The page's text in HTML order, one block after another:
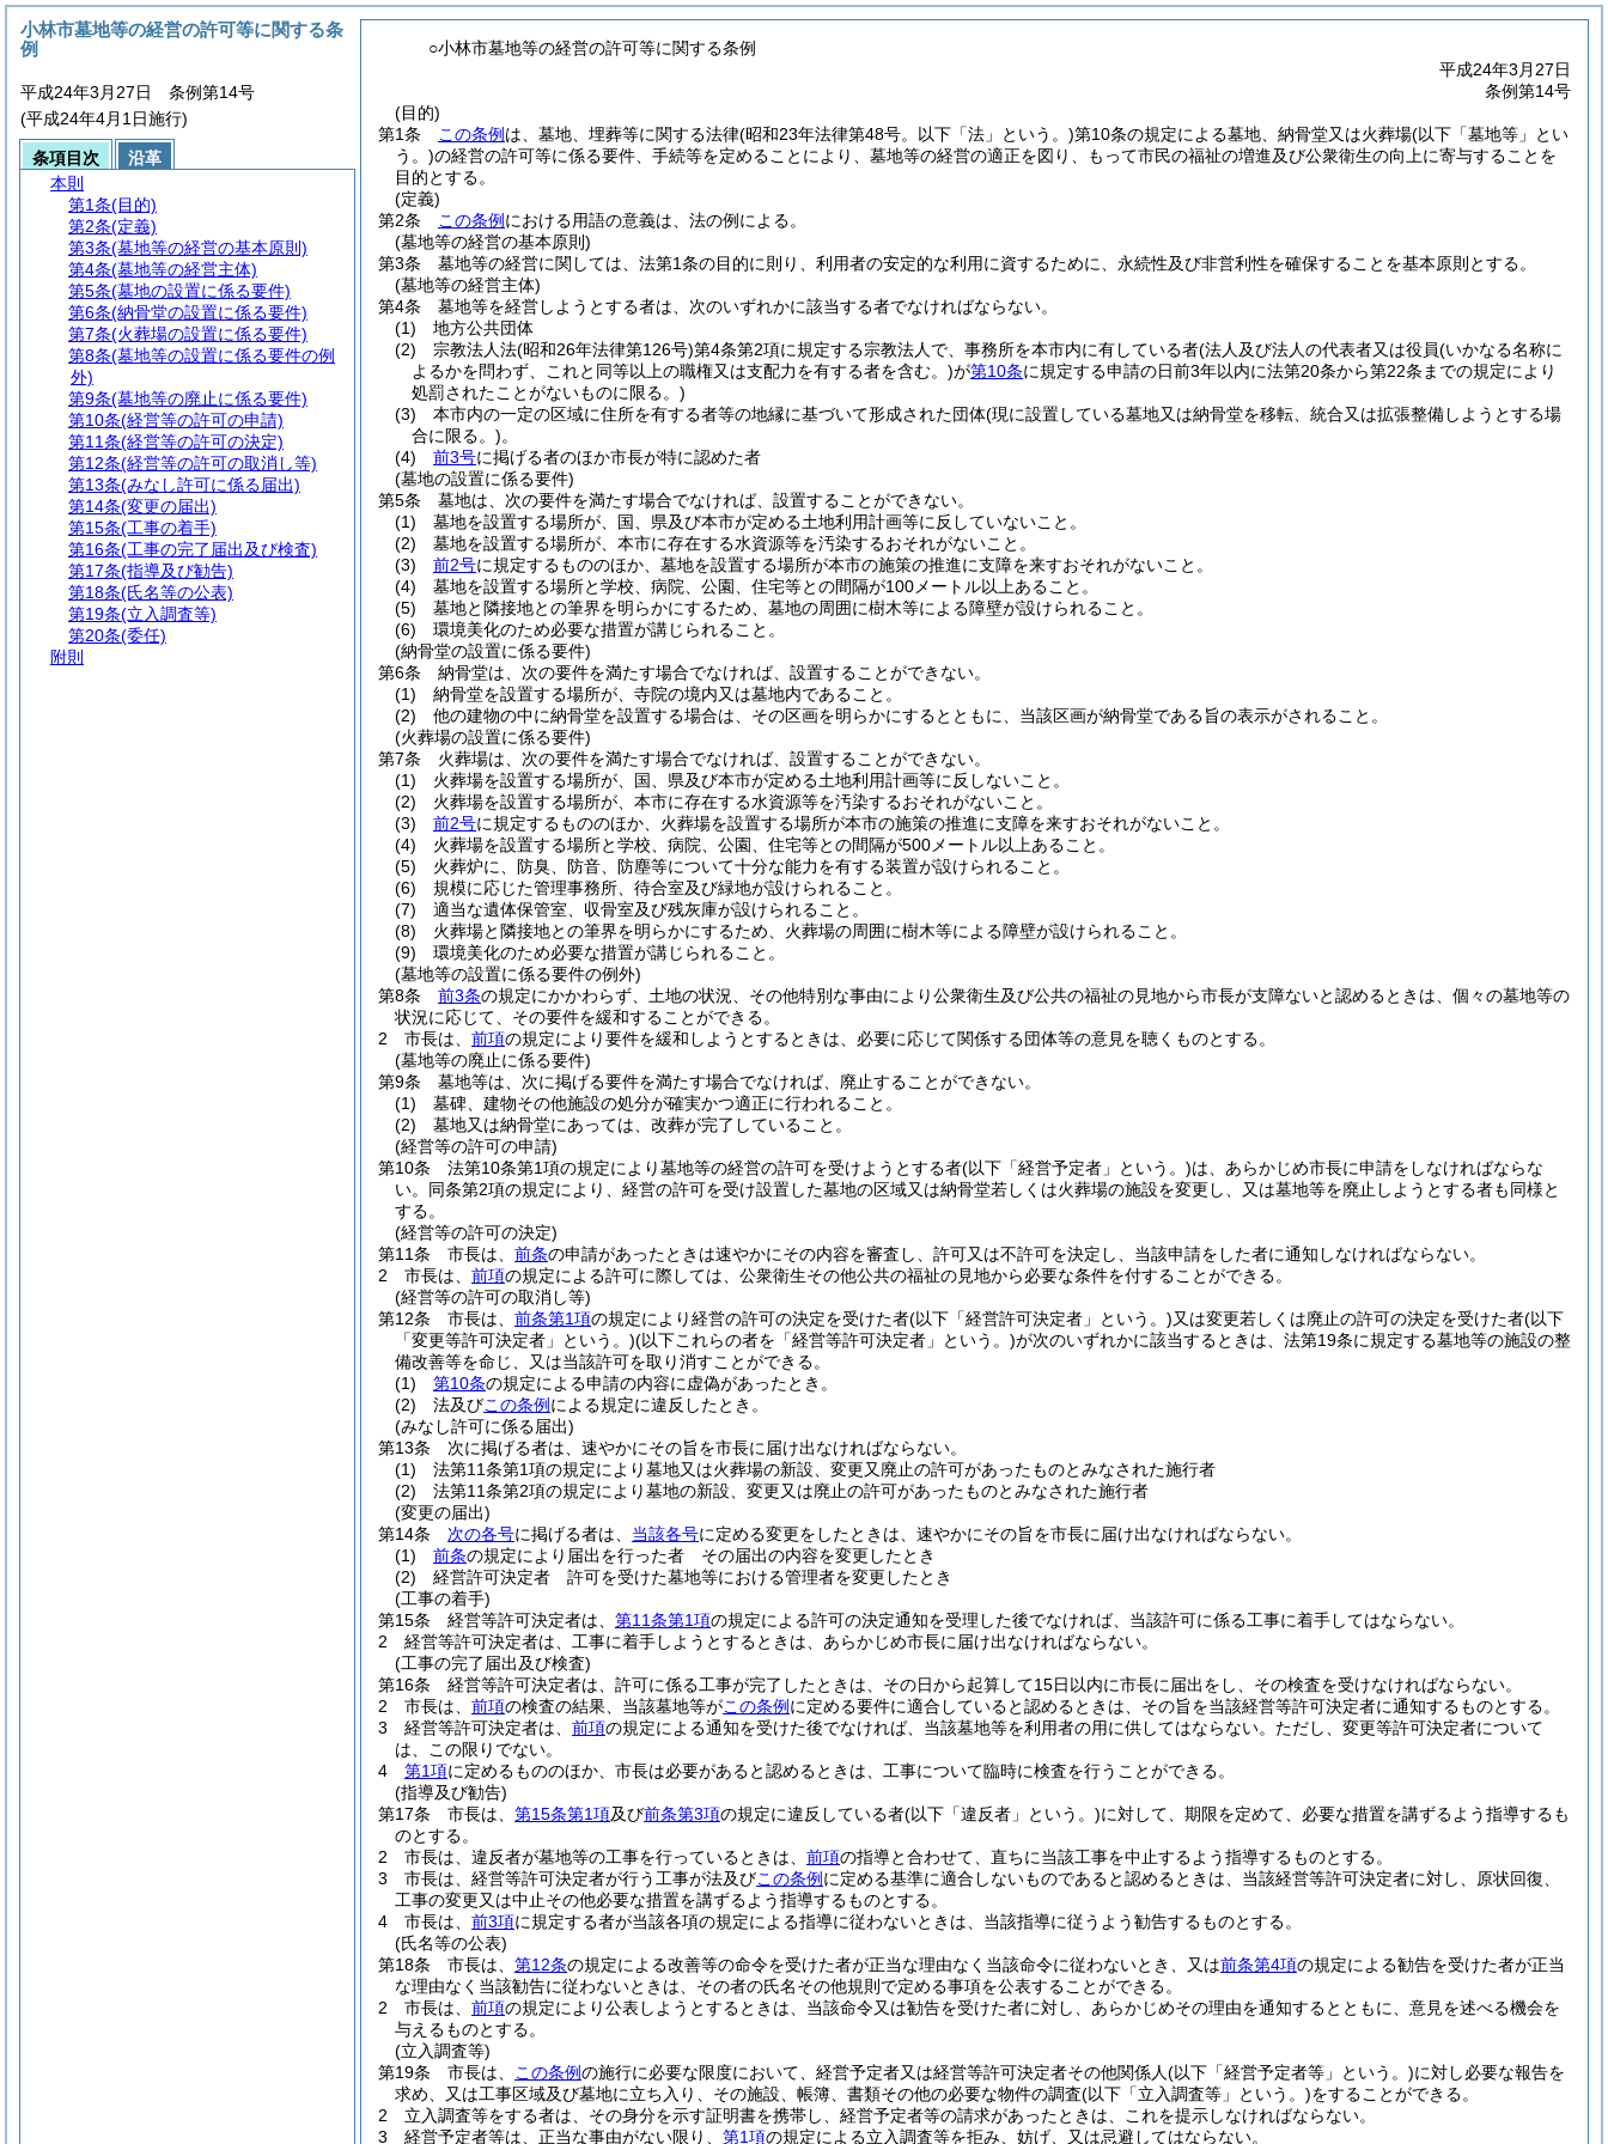
○小林市墓地等の経営の許可等に関する条例
平成24年3月27日
条例第14号
(目的)
第1条
この条例 は、墓地、埋葬等に関する法律(昭和23年法律第48号。以下「法」という。)第10条の規定による墓地、納骨堂又は火葬場(以下「墓地等」とい
う。)の経営の許可等に係る要件、手続等を定めることにより、墓地等の経営の適正を図り、もって市民の福祉の増進及び公衆衛生の向上に寄与することを
目的とする。
(定義)
第2条
この条例 における用語の意義は、法の例による。
(墓地等の経営の基本原則)
第3条
墓地等の経営に関しては、法第1条の目的に則り、利用者の安定的な利用に資するために、永続性及び非営利性を確保することを基本原則とする。
(墓地等の経営主体)
第4条
墓地等を経営しようとする者は、次のいずれかに該当する者でなければならない。
(1)
地方公共団体
(2)
宗教法人法(昭和26年法律第126号)第4条第2項に規定する宗教法人で、事務所を本市内に有している者(法人及び法人の代表者又は役員(いかなる名称に
よるかを問わず、これと同等以上の職権又は支配力を有する者を含む。)が第10条に規定する申請の日前3年以内に法第20条から第22条までの規定により
処罰されたことがないものに限る。)
(3)
本市内の一定の区域に住所を有する者等の地縁に基づいて形成された団体(現に設置している墓地又は納骨堂を移転、統合又は拡張整備しようとする場
合に限る。)。
(4)
前3号に掲げる者のほか市長が特に認めた者
(墓地の設置に係る要件)
第5条
墓地は、次の要件を満たす場合でなければ、設置することができない。
(1)
墓地を設置する場所が、国、県及び本市が定める土地利用計画等に反していないこと。
(2)
墓地を設置する場所が、本市に存在する水資源等を汚染するおそれがないこと。
(3)
前2号に規定するもののほか、墓地を設置する場所が本市の施策の推進に支障を来すおそれがないこと。
(4)
墓地を設置する場所と学校、病院、公園、住宅等との間隔が100メートル以上あること。
(5)
墓地と隣接地との筆界を明らかにするため、墓地の周囲に樹木等による障壁が設けられること。
(6)
環境美化のため必要な措置が講じられること。
(納骨堂の設置に係る要件)
第6条
納骨堂は、次の要件を満たす場合でなければ、設置することができない。
(1)
納骨堂を設置する場所が、寺院の境内又は墓地内であること。
(2)
他の建物の中に納骨堂を設置する場合は、その区画を明らかにするとともに、当該区画が納骨堂である旨の表示がされること。
(火葬場の設置に係る要件)
第7条
火葬場は、次の要件を満たす場合でなければ、設置することができない。
(1)
火葬場を設置する場所が、国、県及び本市が定める土地利用計画等に反しないこと。
(2)
火葬場を設置する場所が、本市に存在する水資源等を汚染するおそれがないこと。
(3)
前2号に規定するもののほか、火葬場を設置する場所が本市の施策の推進に支障を来すおそれがないこと。
(4)
火葬場を設置する場所と学校、病院、公園、住宅等との間隔が500メートル以上あること。
(5)
火葬炉に、防臭、防音、防塵等について十分な能力を有する装置が設けられること。
(6)
規模に応じた管理事務所、待合室及び緑地が設けられること。
(7)
適当な遺体保管室、収骨室及び残灰庫が設けられること。
(8)
火葬場と隣接地との筆界を明らかにするため、火葬場の周囲に樹木等による障壁が設けられること。
(9)
環境美化のため必要な措置が講じられること。
(墓地等の設置に係る要件の例外)
第8条
前3条の規定にかかわらず、土地の状況、その他特別な事由により公衆衛生及び公共の福祉の見地から市長が支障ないと認めるときは、個々の墓地等の
状況に応じて、その要件を緩和することができる。
2
市長は、 前項の規定により要件を緩和しようとするときは、必要に応じて関係する団体等の意見を聴くものとする。
(墓地等の廃止に係る要件)
第9条
墓地等は、次に掲げる要件を満たす場合でなければ、廃止することができない。
(1)
墓碑、建物その他施設の処分が確実かつ適正に行われること。
(2)
墓地又は納骨堂にあっては、改葬が完了していること。
(経営等の許可の申請)
第10条
法第10条第1項の規定により墓地等の経営の許可を受けようとする者(以下「経営予定者」という。)は、あらかじめ市長に申請をしなければならな
い。 同条第2項の規定により、経営の許可を受け設置した墓地の区域又は納骨堂若しくは火葬場の施設を変更し、又は墓地等を廃止しようとする者も同様と
する。
(経営等の許可の決定)
第11条
市長は、 前条の申請があったときは速やかにその内容を審査し、許可又は不許可を決定し、当該申請をした者に通知しなければならない。
2
市長は、 前項の規定による許可に際しては、公衆衛生その他公共の福祉の見地から必要な条件を付することができる。
(経営等の許可の取消し等)
第12条
市長は、 前条第1項の規定により経営の許可の決定を受けた者(以下「経営許可決定者」という。)又は変更若しくは廃止の許可の決定を受けた者(以下
「変更等許可決定者」という。)(以下これらの者を「経営等許可決定者」という。)が次のいずれかに該当するときは、法第19条に規定する墓地等の施設の整
備改善等を命じ、又は当該許可を取り消すことができる。
(1)
第10条の規定による申請の内容に虚偽があったとき。
(2)
法及びこの条例 による規定に違反したとき。
(みなし許可に係る届出)
第13条
次に掲げる者は、速やかにその旨を市長に届け出なければならない。
(1)
法第11条第1項の規定により墓地又は火葬場の新設、変更又廃止の許可があったものとみなされた施行者
(2)
法第11条第2項の規定により墓地の新設、変更又は廃止の許可があったものとみなされた施行者
(変更の届出)
第14条
次の各号に掲げる者は、 当該各号に定める変更をしたときは、速やかにその旨を市長に届け出なければならない。
(1)
前条の規定により届出を行った者 その届出の内容を変更したとき
(2)
経営許可決定者 許可を受けた墓地等における管理者を変更したとき
(工事の着手)
第15条
経営等許可決定者は、 第11条第1項の規定による許可の決定通知を受理した後でなければ、当該許可に係る工事に着手してはならない。
2
経営等許可決定者は、工事に着手しようとするときは、あらかじめ市長に届け出なければならない。
(工事の完了届出及び検査)
第16条
経営等許可決定者は、許可に係る工事が完了したときは、その日から起算して15日以内に市長に届出をし、その検査を受けなければならない。
2
市長は、 前項の検査の結果、当該墓地等がこの条例 に定める要件に適合していると認めるときは、その旨を当該経営等許可決定者に通知するものとする。
3
経営等許可決定者は、 前項の規定による通知を受けた後でなければ、当該墓地等を利用者の用に供してはならない。 ただし、変更等許可決定者について
は、この限りでない。
4
第1項に定めるもののほか、市長は必要があると認めるときは、工事について臨時に検査を行うことができる。
(指導及び勧告)
第17条
市長は、 第15条第1項及び前条第3項の規定に違反している者(以下「違反者」という。)に対して、期限を定めて、必要な措置を講ずるよう指導するも
のとする。
2
市長は、違反者が墓地等の工事を行っているときは、 前項の指導と合わせて、直ちに当該工事を中止するよう指導するものとする。
3
市長は、経営等許可決定者が行う工事が法及びこの条例 に定める基準に適合しないものであると認めるときは、当該経営等許可決定者に対し、原状回復、
工事の変更又は中止その他必要な措置を講ずるよう指導するものとする。
4
市長は、 前3項に規定する者が当該各項の規定による指導に従わないときは、当該指導に従うよう勧告するものとする。
(氏名等の公表)
第18条
市長は、 第12条の規定による改善等の命令を受けた者が正当な理由なく当該命令に従わないとき、又は前条第4項の規定による勧告を受けた者が正当
な理由なく当該勧告に従わないときは、その者の氏名その他規則で定める事項を公表することができる。
2
市長は、 前項の規定により公表しようとするときは、当該命令又は勧告を受けた者に対し、あらかじめその理由を通知するとともに、意見を述べる機会を
与えるものとする。
(立入調査等)
第19条
市長は、 この条例の施行に必要な限度において、経営予定者又は経営等許可決定者その他関係人(以下「経営予定者等」という。)に対し必要な報告を
求め、又は工事区域及び墓地に立ち入り、その施設、帳簿、書類その他の必要な物件の調査(以下「立入調査等」という。)をすることができる。
2
立入調査等をする者は、その身分を示す証明書を携帯し、経営予定者等の請求があったときは、これを提示しなければならない。
3
経営予定者等は、正当な事由がない限り、 第1項の規定による立入調査等を拒み、妨げ、又は忌避してはならない。
小林市墓地等の経営の許可等に関する条
例
平成24年3月27日 条例第14号
(平成24年4月1日施行)
条項目次
沿革
本則
第1条(目的)
第2条(定義)
第3条(墓地等の経営の基本原則)
第4条(墓地等の経営主体)
第5条(墓地の設置に係る要件)
第6条(納骨堂の設置に係る要件)
第7条(火葬場の設置に係る要件)
第8条(墓地等の設置に係る要件の例
外)
第9条(墓地等の廃止に係る要件)
第10条(経営等の許可の申請)
第11条(経営等の許可の決定)
第12条(経営等の許可の取消し等)
第13条(みなし許可に係る届出)
第14条(変更の届出)
第15条(工事の着手)
第16条(工事の完了届出及び検査)
第17条(指導及び勧告)
第18条(氏名等の公表)
第19条(立入調査等)
第20条(委任)
附則